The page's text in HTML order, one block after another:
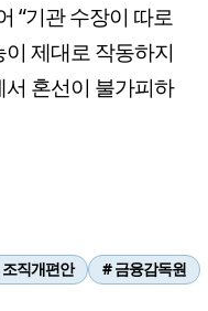
“기관 수장이 따로
제대로 작동하지
혼선이 불가피하
직개편안
# 금융감독원